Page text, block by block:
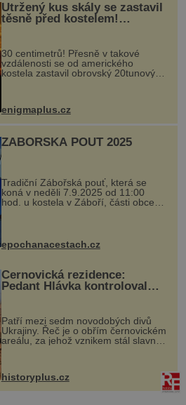
Utržený kus skály se zastavil
těsně před kostelem!
Ochránila ho boží síla?
30 centimetrů! Přesně v takové
vzdálenosti se od amerického
kostela zastavil obrovský 20tunový
...
enigmaplus.cz
ZÁBOŘSKÁ POUŤ 2025
Tradiční Zábořská pouť, která se
koná v neděli 7.9.2025 od 11:00
hod. u kostela v Záboří, části obce
Kly u Mělníka. V programu naleznete
komentovanou prohlídku kostela,
epochanacestach.cz
Černovická rezidence:
Pedant Hlávka kontroloval
Patří mezi sedm novodobých divů
Ukrajiny. Řeč je o obřím černovickém
areálu, za jehož vznikem stál slavný
český architekt Josef Hlávka. Ten si
na něm dal mimořádně záležet. Jeho
historyplus.cz